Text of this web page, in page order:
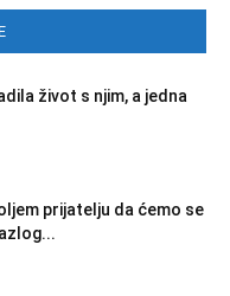
život s njim, a jedna
prijatelju da ćemo se